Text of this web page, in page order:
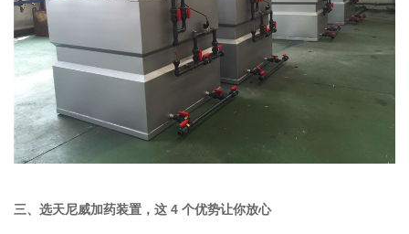
三、选天尼威加药装置，这 4 个优势让你放心